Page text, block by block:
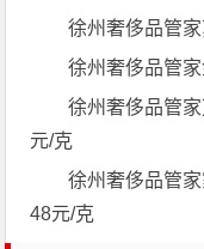
徐州奢侈品管
徐州奢侈品管
徐州奢侈品管
元/克
徐州奢侈品管
48元/克